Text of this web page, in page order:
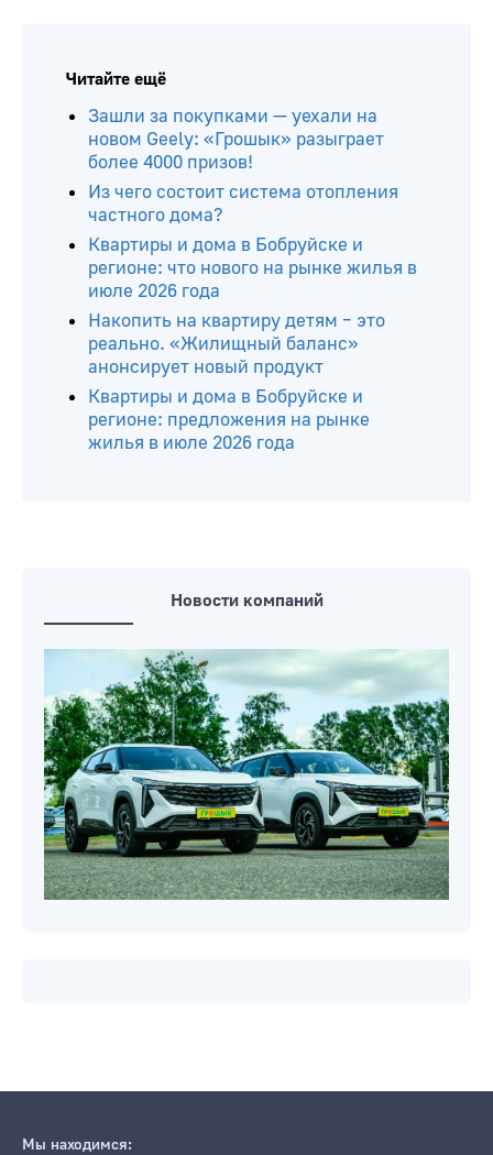
Читайте ещё
Зашли за покупками — уехали на
новом Geely: «Грошык» разыграет
более 4000 призов!
Из чего состоит система отопления
частного дома?
Квартиры и дома в Бобруйске и
регионе: что нового на рынке жилья в
июле 2026 года
Накопить на квартиру детям – это
реально. «Жилищный баланс»
анонсирует новый продукт
Квартиры и дома в Бобруйске и
регионе: предложения на рынке
жилья в июле 2026 года
Новости компаний
Мы находимся: